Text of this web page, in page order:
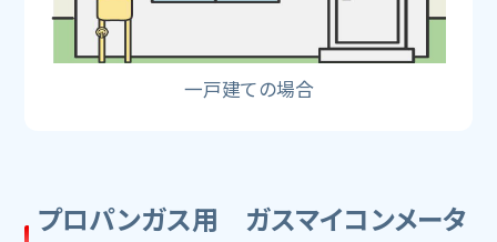
一戸建ての場合
プロパンガス用 ガスマイコンメータ